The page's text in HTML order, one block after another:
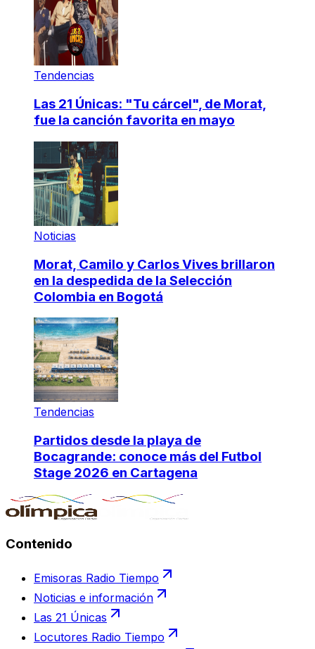
Tendencias
Las 21 Únicas: "Tu cárcel", de Morat,
fue la canción favorita en mayo
Noticias
Morat, Camilo y Carlos Vives brillaron
en la despedida de la Selección
Colombia en Bogotá
Tendencias
Partidos desde la playa de
Bocagrande: conoce más del Futbol
Stage 2026 en Cartagena
Contenido
Emisoras Radio Tiempo
Noticias e información
Las 21 Únicas
Locutores Radio Tiempo